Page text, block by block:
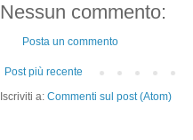
Nessun commento:
Posta un commento
Post più recente
Iscriviti a: Commenti sul post (Atom)